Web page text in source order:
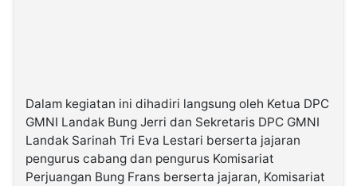
Dalam kegiatan ini dihadiri langsung oleh Ketua DPC
GMNI Landak Bung Jerri dan Sekretaris DPC GMNI
Landak Sarinah Tri Eva Lestari berserta jajaran
pengurus cabang dan pengurus Komisariat
Perjuangan Bung Frans berserta jajaran, Komisariat